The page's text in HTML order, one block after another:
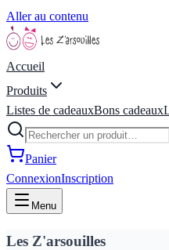
Aller au contenu
Accueil
Produits
Listes de cadeauxBons cadeaux
Panier
ConnexionInscription
Menu
Les Z'arsouilles